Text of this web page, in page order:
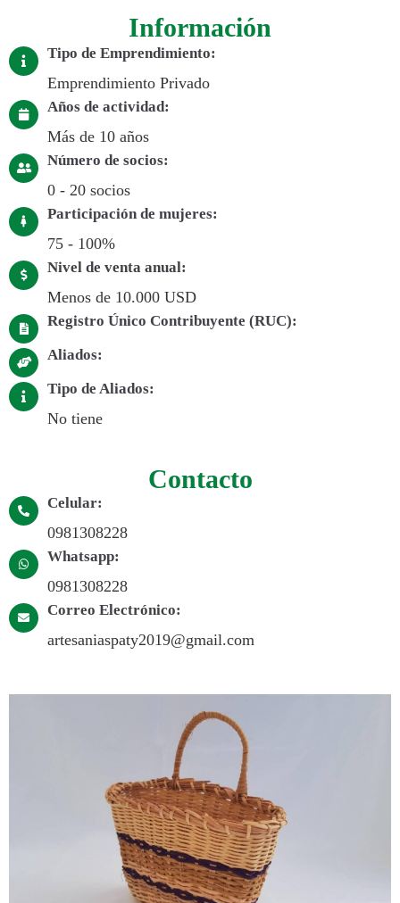
Información
Tipo de Emprendimiento:
Emprendimiento Privado
Años de actividad:
Más de 10 años
Número de socios:
0 - 20 socios
Participación de mujeres:
75 - 100%
Nivel de venta anual:
Menos de 10.000 USD
Registro Único Contribuyente (RUC):
Aliados:
Tipo de Aliados:
No tiene
Contacto
Celular:
0981308228
Whatsapp:
0981308228
Correo Electrónico:
artesaniaspaty2019@gmail.com